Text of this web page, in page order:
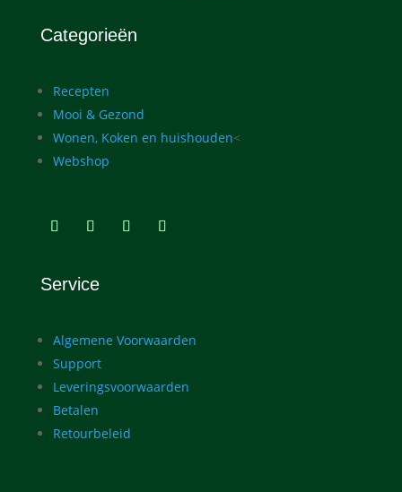
Categorieën
Recepten
Mooi & Gezond
Wonen, Koken en huishouden<
Webshop
Service
Algemene Voorwaarden
Support
Leveringsvoorwaarden
Betalen
Retourbeleid